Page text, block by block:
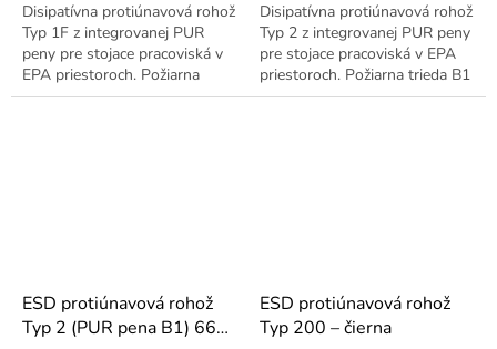
Disipatívna protiúnavová rohož
Typ 1F z integrovanej PUR
peny pre stojace pracoviská v
EPA priestoroch. Požiarna
trieda B1 660 × 960 mm.
Disipatívna protiúnavová rohož
Typ 2 z integrovanej PUR peny
pre stojace pracoviská v EPA
priestoroch. Požiarna trieda B1
(rozmery podľa želania
ESD protiúnavová rohož
Typ 2 (PUR pena B1) 660
ESD protiúnavová rohož
Typ 200 – čierna